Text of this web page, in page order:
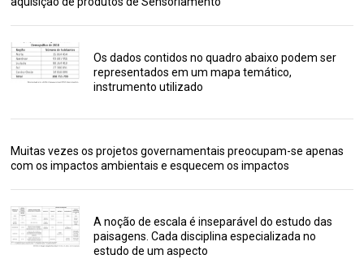
Os dados contidos no quadro abaixo podem ser
representados em um mapa temático,
instrumento utilizado
Muitas vezes os projetos governamentais preocupam-se apenas
com os impactos ambientais e esquecem os impactos
A noção de escala é inseparável do estudo das
paisagens. Cada disciplina especializada no
estudo de um aspecto